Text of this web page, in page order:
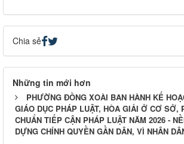
Chia sẻ
Những tin mới hơn
PHƯỜNG ĐỒNG XOÀI BAN HÀNH KẾ
GIÁO DỤC PHÁP LUẬT, HÒA GIẢI Ở CƠ SỞ,
CHUẨN TIẾP CẬN PHÁP LUẬT NĂM 2026 -
DỰNG CHÍNH QUYỀN GẦN DÂN, VÌ NHÂN